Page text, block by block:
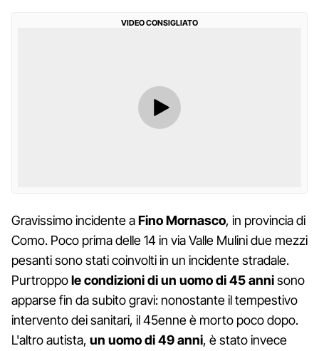
VIDEO CONSIGLIATO
Gravissimo incidente aFino Mornasco, in provincia di
Como. Poco prima delle 14 in via Valle Mulini due mezzi
pesanti sono stati coinvolti in un incidente stradale.
Purtroppole condizioni di un uomo di 45 annisono
apparse fin da subito gravi: nonostante il tempestivo
intervento dei sanitari, il 45enne è morto poco dopo.
L'altro autista, un uomo di 49 anni, è stato invece